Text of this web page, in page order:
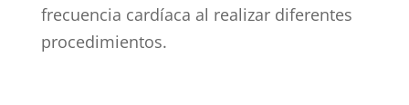
frecuencia cardíaca al realizar diferentes
procedimientos.